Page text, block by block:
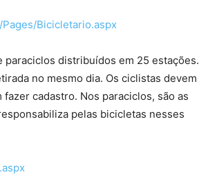
Pages/Bicicletario.aspx
paraciclos distribuídos em 25 estações.
no mesmo dia. Os ciclistas devem
cadastro. Nos paraciclos, são as
pelas bicicletas nesses
aspx